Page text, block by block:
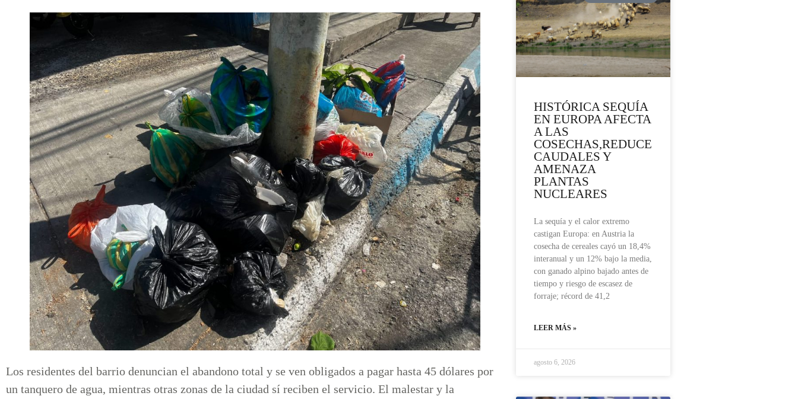
Los residentes del barrio denuncian el abandono total y se ven obligados a pagar hasta 45 dólares por
un tanquero de agua, mientras otras zonas de la ciudad sí reciben el servicio. El malestar y la
HISTÓRICA SEQUÍA
EN EUROPA AFECTA
A LAS
COSECHAS,REDUCE
CAUDALES Y
AMENAZA
PLANTAS
NUCLEARES
La sequía y el calor extremo
castigan Europa: en Austria la
cosecha de cereales cayó un 18,4%
interanual y un 12% bajo la media,
con ganado alpino bajado antes de
tiempo y riesgo de escasez de
forraje; récord de 41,2
LEER MÁS »
agosto 6, 2026